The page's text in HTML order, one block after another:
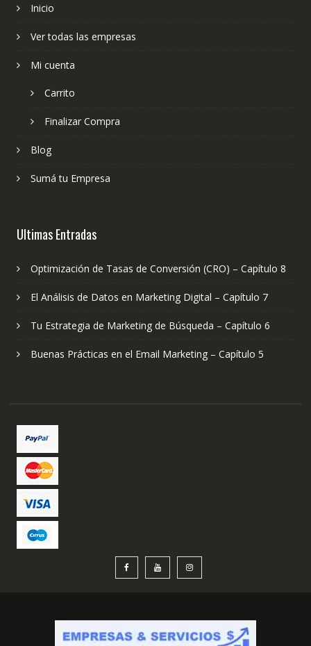
Inicio
Ver todas las empresas
Mi cuenta
Carrito
Finalizar Compra
Blog
Sumá tu Empresa
Ultimas Entradas
Optimización de Tasas de Conversión (CRO) – Capítulo 8
El Análisis de Datos en Marketing Digital – Capítulo 7
Tu Estrategia de Marketing de Búsqueda – Capítulo 6
Buenas Prácticas en el Email Marketing – Capítulo 5